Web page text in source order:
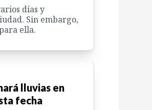
días y
Sin embargo,
ella.
lluvias en
fecha